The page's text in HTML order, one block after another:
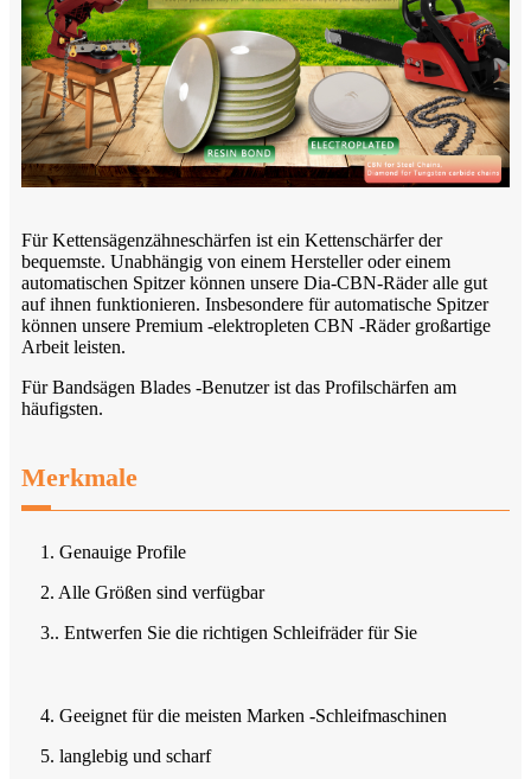
Für Kettensägenzähneschärfen ist ein Kettenschärfer der
bequemste. Unabhängig von einem Hersteller oder einem
automatischen Spitzer können unsere Dia-CBN-Räder alle gut
auf ihnen funktionieren. Insbesondere für automatische Spitzer
können unsere Premium -elektropleten CBN -Räder großartige
Arbeit leisten.
Für Bandsägen Blades -Benutzer ist das Profilschärfen am
häufigsten.
Merkmale
1. Genauige Profile
2. Alle Größen sind verfügbar
3.. Entwerfen Sie die richtigen Schleifräder für Sie
4. Geeignet für die meisten Marken -Schleifmaschinen
5. langlebig und scharf